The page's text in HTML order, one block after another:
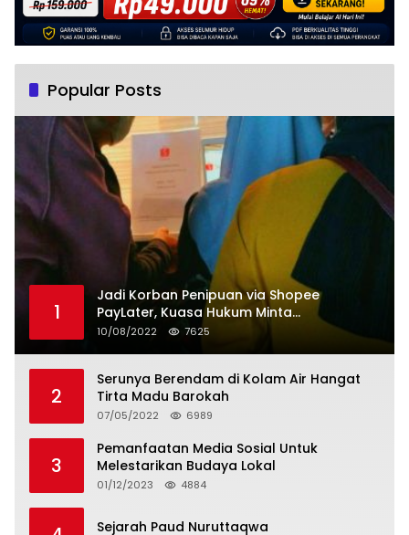
Popular Posts
1
Jadi Korban Penipuan via Shopee
PayLater, Kuasa Hukum Minta
Penangguhan Tagihan dan Hapus Bunga
10/08/2022 7625
2
Serunya Berendam di Kolam Air Hangat
Tirta Madu Barokah
07/05/2022 6989
3
Pemanfaatan Media Sosial Untuk
Melestarikan Budaya Lokal
01/12/2023 4884
Sejarah Paud Nuruttaqwa